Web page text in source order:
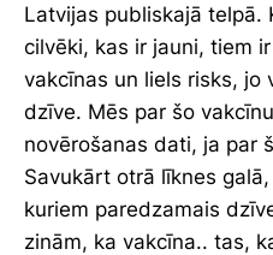
Latvijas publiskajā telpā.
cilvēki, kas ir jauni, tiem
vakcīnas un liels risks, jo
dzīve. Mēs par šo
novērošanas dati, ja par
Savukārt otrā līknes
kuriem paredzamais
zinām, ka vakcīna.. tas,